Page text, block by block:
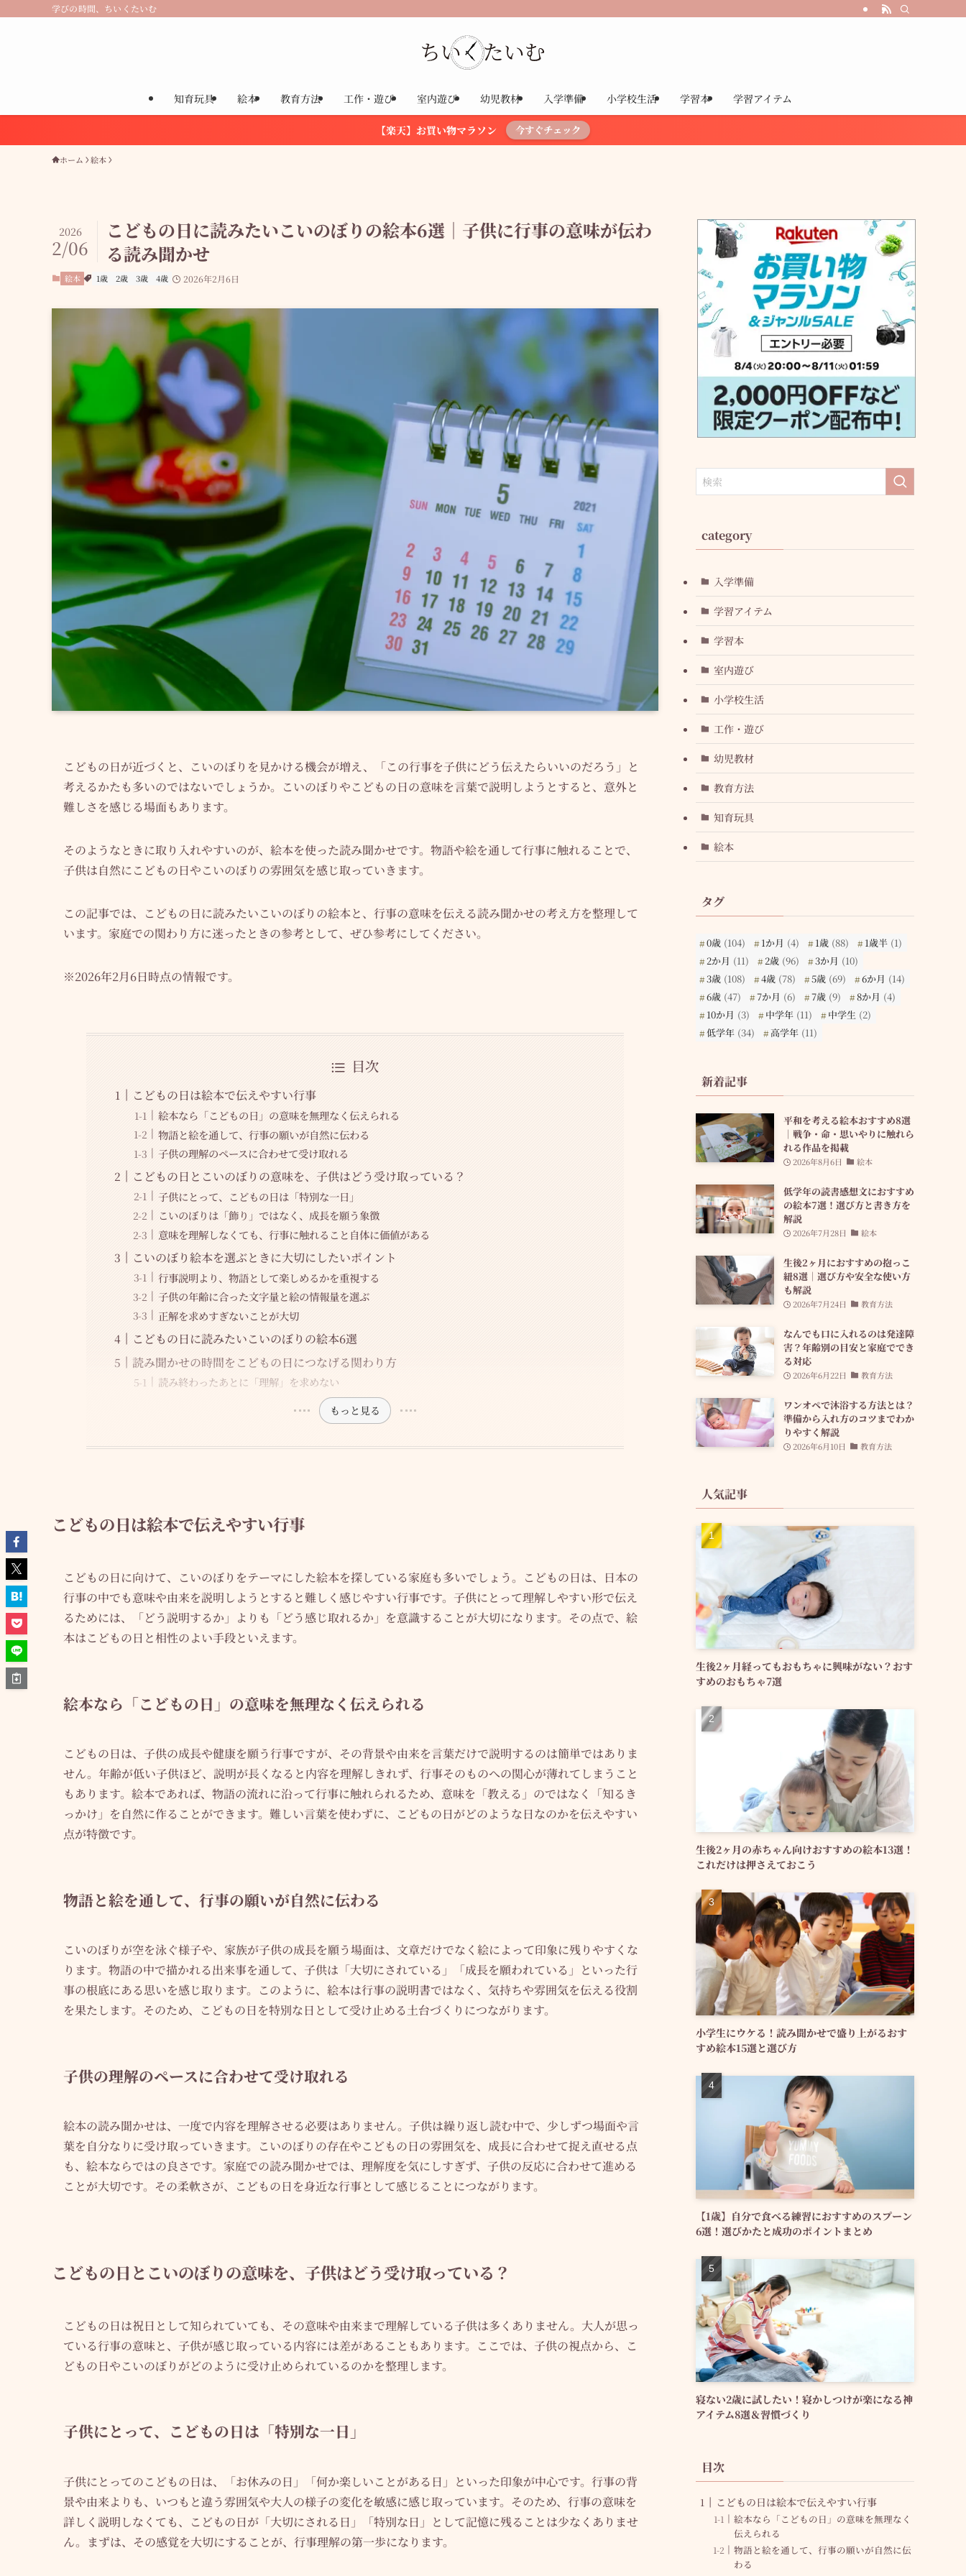
学びの時間、ちいくたいむ
知育玩具 絵本 教育方法 工作・遊び 室内遊び 幼児教材 入学準備 小学校生活 学習本 学習アイテム
【楽天】お買い物マラソン 今すぐチェック
ホーム 絵本
こどもの日に読みたいこいのぼりの絵本6選｜子供に行事の意味が伝わ
る読み聞かせ
2026
2/06
絵本 1歳 2歳 3歳 4歳 2026年2月6日
こどもの日が近づくと、こいのぼりを見かける機会が増え、「この行事を子供にどう伝えたらいいのだろう」と
考えるかたも多いのではないでしょうか。こいのぼりやこどもの日の意味を言葉で説明しようとすると、意外と
難しさを感じる場面もあります。
そのようなときに取り入れやすいのが、絵本を使った読み聞かせです。物語や絵を通して行事に触れることで、
子供は自然にこどもの日やこいのぼりの雰囲気を感じ取っていきます。
この記事では、こどもの日に読みたいこいのぼりの絵本と、行事の意味を伝える読み聞かせの考え方を整理して
います。家庭での関わり方に迷ったときの参考として、ぜひ参考にしてください。
※2026年2月6日時点の情報です。
目次
こどもの日は絵本で伝えやすい行事
絵本なら「こどもの日」の意味を無理なく伝えられる
物語と絵を通して、行事の願いが自然に伝わる
子供の理解のペースに合わせて受け取れる
こどもの日とこいのぼりの意味を、子供はどう受け取っている？
子供にとって、こどもの日は「特別な一日」
こいのぼりは「飾り」ではなく、成長を願う象徴
意味を理解しなくても、行事に触れること自体に価値がある
こいのぼり絵本を選ぶときに大切にしたいポイント
行事説明より、物語として楽しめるかを重視する
子供の年齢に合った文字量と絵の情報量を選ぶ
正解を求めすぎないことが大切
こどもの日に読みたいこいのぼりの絵本6選
読み聞かせの時間をこどもの日につなげる関わり方
読み終わったあとに「理解」を求めない
もっと見る
こどもの日は絵本で伝えやすい行事
こどもの日に向けて、こいのぼりをテーマにした絵本を探している家庭も多いでしょう。こどもの日は、日本の
行事の中でも意味や由来を説明しようとすると難しく感じやすい行事です。子供にとって理解しやすい形で伝え
るためには、「どう説明するか」よりも「どう感じ取れるか」を意識することが大切になります。その点で、絵
本はこどもの日と相性のよい手段といえます。
絵本なら「こどもの日」の意味を無理なく伝えられる
こどもの日は、子供の成長や健康を願う行事ですが、その背景や由来を言葉だけで説明するのは簡単ではありま
せん。年齢が低い子供ほど、説明が長くなると内容を理解しきれず、行事そのものへの関心が薄れてしまうこと
もあります。絵本であれば、物語の流れに沿って行事に触れられるため、意味を「教える」のではなく「知るき
っかけ」を自然に作ることができます。難しい言葉を使わずに、こどもの日がどのような日なのかを伝えやすい
点が特徴です。
物語と絵を通して、行事の願いが自然に伝わる
こいのぼりが空を泳ぐ様子や、家族が子供の成長を願う場面は、文章だけでなく絵によって印象に残りやすくな
ります。物語の中で描かれる出来事を通して、子供は「大切にされている」「成長を願われている」といった行
事の根底にある思いを感じ取ります。このように、絵本は行事の説明書ではなく、気持ちや雰囲気を伝える役割
を果たします。そのため、こどもの日を特別な日として受け止める土台づくりにつながります。
子供の理解のペースに合わせて受け取れる
絵本の読み聞かせは、一度で内容を理解させる必要はありません。子供は繰り返し読む中で、少しずつ場面や言
葉を自分なりに受け取っていきます。こいのぼりの存在やこどもの日の雰囲気を、成長に合わせて捉え直せる点
も、絵本ならではの良さです。家庭での読み聞かせでは、理解度を気にしすぎず、子供の反応に合わせて進める
ことが大切です。その柔軟さが、こどもの日を身近な行事として感じることにつながります。
こどもの日とこいのぼりの意味を、子供はどう受け取っている？
こどもの日は祝日として知られていても、その意味や由来まで理解している子供は多くありません。大人が思っ
ている行事の意味と、子供が感じ取っている内容には差があることもあります。ここでは、子供の視点から、こ
どもの日やこいのぼりがどのように受け止められているのかを整理します。
子供にとって、こどもの日は「特別な一日」
子供にとってのこどもの日は、「お休みの日」「何か楽しいことがある日」といった印象が中心です。行事の背
景や由来よりも、いつもと違う雰囲気や大人の様子の変化を敏感に感じ取っています。そのため、行事の意味を
詳しく説明しなくても、こどもの日が「大切にされる日」「特別な日」として記憶に残ることは少なくありませ
ん。まずは、その感覚を大切にすることが、行事理解の第一歩になります。
category
入学準備
学習アイテム
学習本
室内遊び
小学校生活
工作・遊び
幼児教材
教育方法
知育玩具
絵本
タグ
0歳 (104) 1か月 (4) 1歳 (88) 1歳半 (1)
2か月 (11) 2歳 (96) 3か月 (10)
3歳 (108) 4歳 (78) 5歳 (69) 6か月 (14)
6歳 (47) 7か月 (6) 7歳 (9) 8か月 (4)
10か月 (3) 中学年 (11) 中学生 (2)
低学年 (34) 高学年 (11)
新着記事
平和を考える絵本おすすめ8選
｜戦争・命・思いやりに触れら
れる作品を掲載
2026年8月6日 絵本
低学年の読書感想文におすすめ
の絵本7選！選び方と書き方を
解説
2026年7月28日 絵本
生後2ヶ月におすすめの抱っこ
紐8選｜選び方や安全な使い方
も解説
2026年7月24日 教育方法
なんでも口に入れるのは発達障
害？年齢別の目安と家庭ででき
る対応
2026年6月22日 教育方法
ワンオペで沐浴する方法とは？
準備から入れ方のコツまでわか
りやすく解説
2026年6月10日 教育方法
人気記事
生後2ヶ月経ってもおもちゃに興味がない？おす
すめのおもちゃ7選
生後2ヶ月の赤ちゃん向けおすすめの絵本13選！
これだけは押さえておこう
小学生にウケる！読み聞かせで盛り上がるおす
すめ絵本15選と選び方
【1歳】自分で食べる練習におすすめのスプーン
6選！選びかたと成功のポイントまとめ
寝ない2歳に試したい！寝かしつけが楽になる神
アイテム8選＆習慣づくり
目次
こどもの日は絵本で伝えやすい行事
絵本なら「こどもの日」の意味を無理なく
伝えられる
物語と絵を通して、行事の願いが自然に伝
わる